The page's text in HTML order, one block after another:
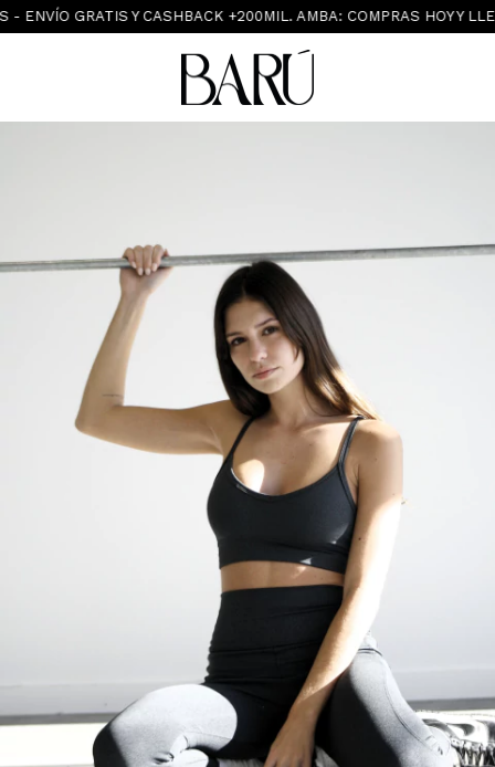
Y CASHBACK +200MIL. AMBA: COMPRAS HOY Y LLEGA